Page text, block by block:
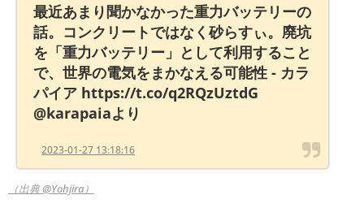
最近あまり聞かなかった重力バッテリーの
話。コンクリートではなく砂らすぃ。廃坑
を「重力バッテリー」として利用すること
で、世界の電気をまかなえる可能性 - カラ
パイア https://t.co/q2RQzUztdG
@karapaiaより
2023-01-27 13:18:16
（出典 @Yohjira）